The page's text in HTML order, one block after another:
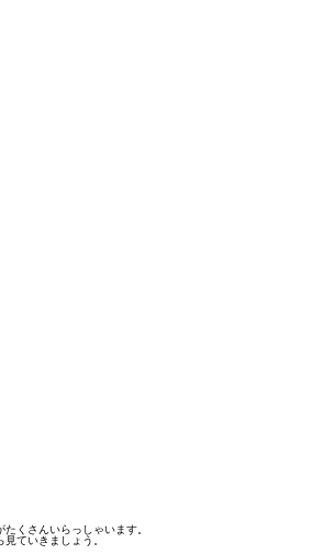
くさんいらっしゃいます。
ていきましょう。